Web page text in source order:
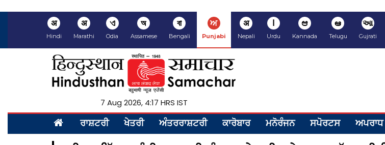
अ
Hindi
अ
Marathi
ଏ
Odia
অ
Assamese
বা
Bengali
ਅ
Punjabi
अ
Nepali
ا
Urdu
ಆ
Kannada
ఆ
Telugu
આ
Gujrati
7 Aug 2026, 4:17 HRS IST
ਰਾਸ਼ਟਰੀ ਖੇਤਰੀ ਅੰਤਰਰਾਸ਼ਟਰੀ ਕਾਰੋਬਾਰ ਮਨੋਰੰਜਨ ਸਪੋਰਟਸ ਅਪਰਾਧ